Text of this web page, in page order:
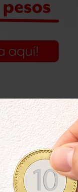
jóvenes,
y compromiso
conocieron
Raúl
hacer una tarea
propiedad